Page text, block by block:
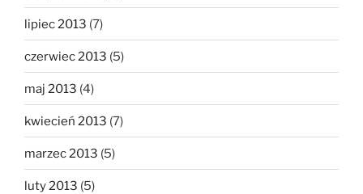
lipiec 2013 (7)
czerwiec 2013 (5)
maj 2013 (4)
kwiecień 2013 (7)
marzec 2013 (5)
luty 2013 (5)